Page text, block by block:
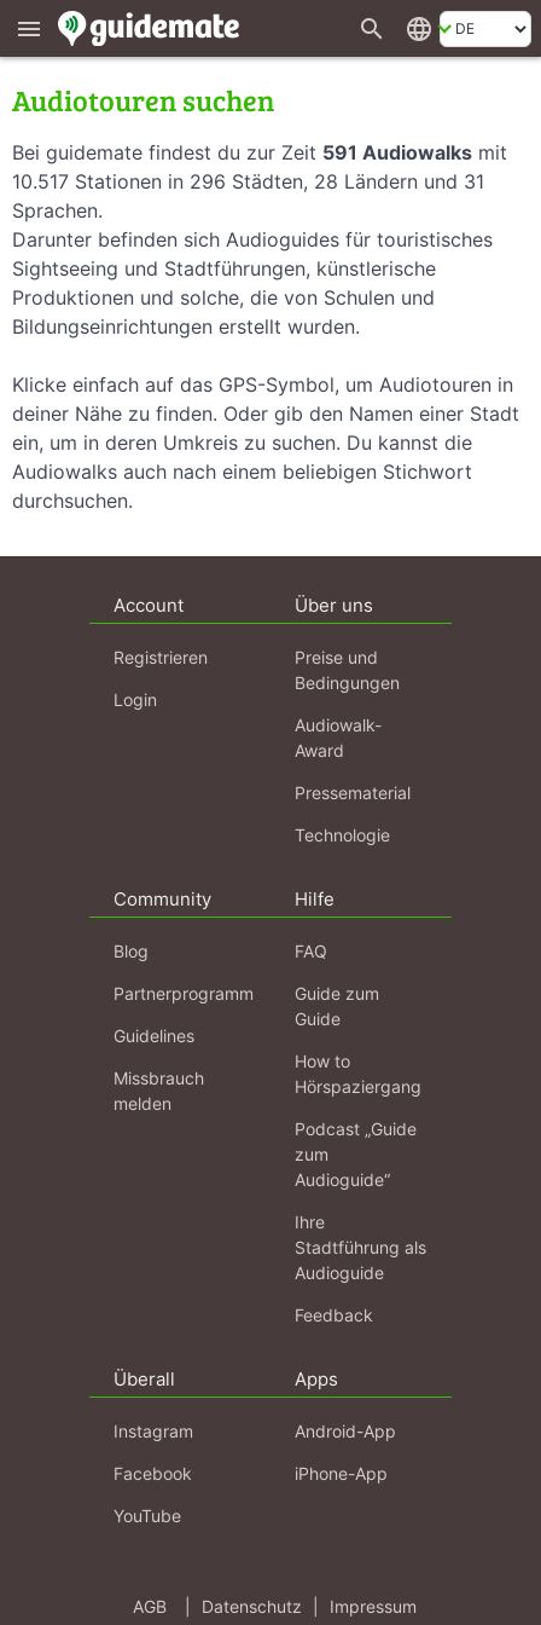
menu search language
Audiotouren suchen
Bei guidemate findest du zur Zeit 591 Audiowalks mit
10.517 Stationen in 296 Städten, 28 Ländern und 31
Sprachen.
Darunter befinden sich Audioguides für touristisches
Sightseeing und Stadtführungen, künstlerische
Produktionen und solche, die von Schulen und
Bildungseinrichtungen erstellt wurden.
Klicke einfach auf das GPS-Symbol, um Audiotouren in
deiner Nähe zu finden. Oder gib den Namen einer Stadt
ein, um in deren Umkreis zu suchen. Du kannst die
Audiowalks auch nach einem beliebigen Stichwort
durchsuchen.
Account
Registrieren
Login
Über uns
Preise und
Bedingungen
Audiowalk-
Award
Pressematerial
Technologie
Community
Blog
Partnerprogramm
Guidelines
Missbrauch
melden
Hilfe
FAQ
Guide zum
Guide
How to
Hörspaziergang
Podcast „Guide
zum
Audioguide“
Ihre
Stadtführung als
Audioguide
Feedback
Überall
Instagram
Facebook
YouTube
Apps
Android-App
iPhone-App
AGB Datenschutz Impressum